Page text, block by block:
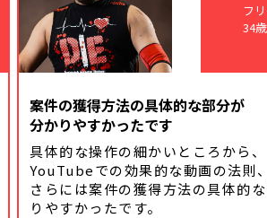
フ
34歳
案件の獲得方法の具体的な部分が
分かりやすかったです
具体的な操作の細かいところから、
YouTubeでの効果的な動画の法則、
さらには案件の獲得方法の具体的な
りやすかったです。